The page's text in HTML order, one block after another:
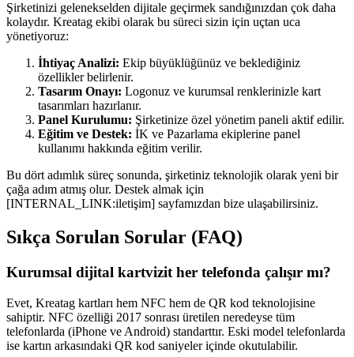
Şirketinizi gelenekselden dijitale geçirmek sandığınızdan çok daha
kolaydır. Kreatag ekibi olarak bu süreci sizin için uçtan uca
yönetiyoruz:
İhtiyaç Analizi: Ekip büyüklüğünüz ve beklediğiniz
özellikler belirlenir.
Tasarım Onayı: Logonuz ve kurumsal renklerinizle kart
tasarımları hazırlanır.
Panel Kurulumu: Şirketinize özel yönetim paneli aktif edilir.
Eğitim ve Destek: İK ve Pazarlama ekiplerine panel
kullanımı hakkında eğitim verilir.
Bu dört adımlık süreç sonunda, şirketiniz teknolojik olarak yeni bir
çağa adım atmış olur. Destek almak için
[INTERNAL_LINK:iletişim] sayfamızdan bize ulaşabilirsiniz.
Sıkça Sorulan Sorular (FAQ)
Kurumsal dijital kartvizit her telefonda çalışır mı?
Evet, Kreatag kartları hem NFC hem de QR kod teknolojisine
sahiptir. NFC özelliği 2017 sonrası üretilen neredeyse tüm
telefonlarda (iPhone ve Android) standarttır. Eski model telefonlarda
ise kartın arkasındaki QR kod saniyeler içinde okutulabilir.